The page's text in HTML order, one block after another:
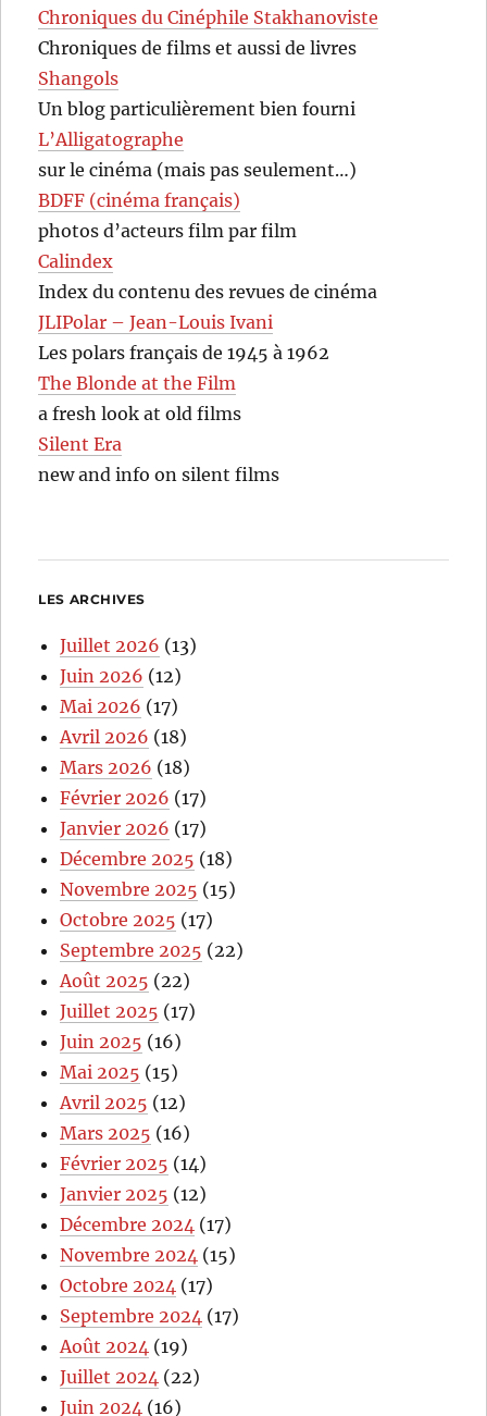
Chroniques du Cinéphile Stakhanoviste
Chroniques de films et aussi de livres
Shangols
Un blog particulièrement bien fourni
L’Alligatographe
sur le cinéma (mais pas seulement…)
BDFF (cinéma français)
photos d’acteurs film par film
Calindex
Index du contenu des revues de cinéma
JLIPolar – Jean-Louis Ivani
Les polars français de 1945 à 1962
The Blonde at the Film
a fresh look at old films
Silent Era
new and info on silent films
LES ARCHIVES
Juillet 2026 (13)
Juin 2026 (12)
Mai 2026 (17)
Avril 2026 (18)
Mars 2026 (18)
Février 2026 (17)
Janvier 2026 (17)
Décembre 2025 (18)
Novembre 2025 (15)
Octobre 2025 (17)
Septembre 2025 (22)
Août 2025 (22)
Juillet 2025 (17)
Juin 2025 (16)
Mai 2025 (15)
Avril 2025 (12)
Mars 2025 (16)
Février 2025 (14)
Janvier 2025 (12)
Décembre 2024 (17)
Novembre 2024 (15)
Octobre 2024 (17)
Septembre 2024 (17)
Août 2024 (19)
Juillet 2024 (22)
Juin 2024 (16)